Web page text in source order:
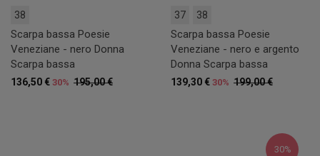
38
Scarpa bassa Poesie
Veneziane - nero Donna
Scarpa bassa
195,00 €
136,50 € 30%
37 38
Scarpa bassa Poesie
Veneziane - nero e argento
Donna Scarpa bassa
199,00 €
139,30 € 30%
30%